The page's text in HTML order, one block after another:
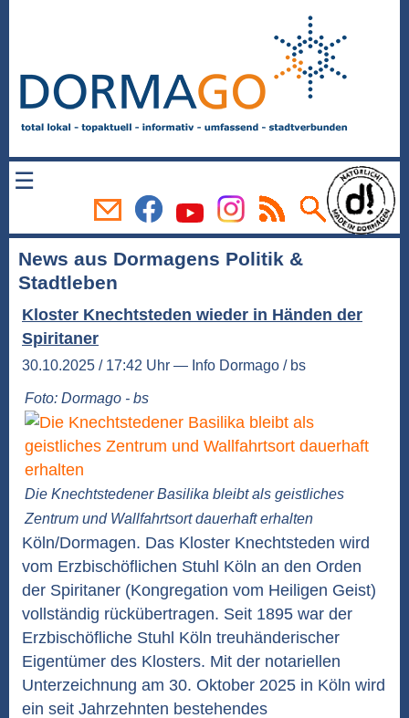
☰
News aus Dormagens Politik &
Stadtleben
Kloster Knechtsteden wieder in Händen der
Spiritaner
30.10.2025 / 17:42 Uhr — Info Dormago / bs
Foto: Dormago - bs
Die Knechtstedener Basilika bleibt als geistliches
Zentrum und Wallfahrtsort dauerhaft erhalten
Köln/Dormagen. Das Kloster Knechtsteden wird
vom Erzbischöflichen Stuhl Köln an den Orden
der Spiritaner (Kongregation vom Heiligen Geist)
vollständig rückübertragen. Seit 1895 war der
Erzbischöfliche Stuhl Köln treuhänderischer
Eigentümer des Klosters. Mit der notariellen
Unterzeichnung am 30. Oktober 2025 in Köln wird
ein seit Jahrzehnten bestehendes